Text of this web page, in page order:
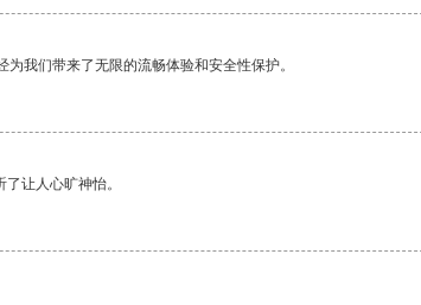
我们带来了无限的流畅体验和安全性保护。
让人心旷神怡。